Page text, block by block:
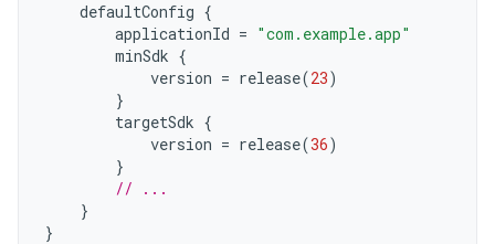
defaultConfig {
applicationId = "com.example.app"
minSdk {
version = release(23)
}
targetSdk {
version = release(36)
}
// ...
}
}